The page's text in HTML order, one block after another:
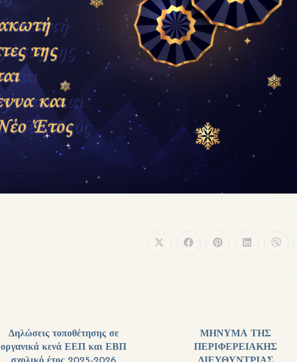
Δηλώσεις τοποθέτησης σε
οργανικά κενά ΕΕΠ και ΕΒΠ
ΜΗΝΥΜΑ ΤΗΣ
ΠΕΡΙΦΕΡΕΙΑΚΗΣ